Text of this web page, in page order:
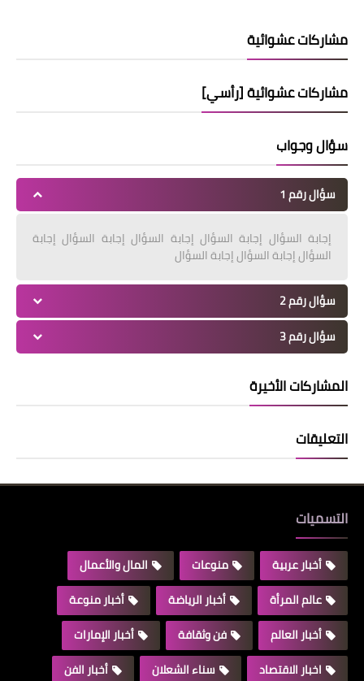
مشاركات عشوائية
مشاركات عشوائية [رأسي]
سؤال وجواب
سؤال رقم 1
إجابة السؤال إجابة السؤال إجابة السؤال إجابة السؤال إجابة
السؤال إجابة السؤال إجابة السؤال
سؤال رقم 2
سؤال رقم 3
المشاركات الأخيرة
التعليقات
التسميات
أخبار عربية منوعات
المال والأعمال
عالم المرأة
أخبار الرياضة
أخبار منوعة
أخبار العالم
فن وثقافة
أخبار الإمارات
اخبار الاقتصاد
سناء الشعلان
أخبار الفن